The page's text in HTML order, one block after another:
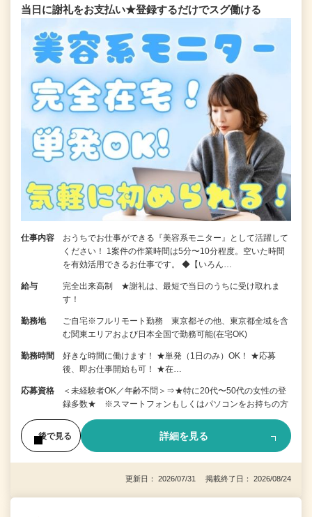
当日に謝礼をお支払い★登録するだけでスグ働ける
仕事内容
おうちでお仕事ができる『美容系モニター』として活躍して
ください！ 1案件の作業時間は5分〜10分程度。空いた時間
を有効活用できるお仕事です。 ◆【いろん…
給与
完全出来高制 ★謝礼は、最短で当日のうちに受け取れま
す！
勤務地
ご自宅※フルリモート勤務 東京都その他、東京都全域を含
む関東エリアおよび日本全国で勤務可能(在宅OK)
勤務時間
好きな時間に働けます！ ★単発（1日のみ）OK！ ★応募
後、即お仕事開始も可！ ★在…
応募資格
＜未経験者OK／年齢不問＞⇒★特に20代〜50代の女性の登
録多数★ ※スマートフォンもしくはパソコンをお持ちの方
後で見る 詳細を見る
更新日： 2026/07/31 掲載終了日： 2026/08/24